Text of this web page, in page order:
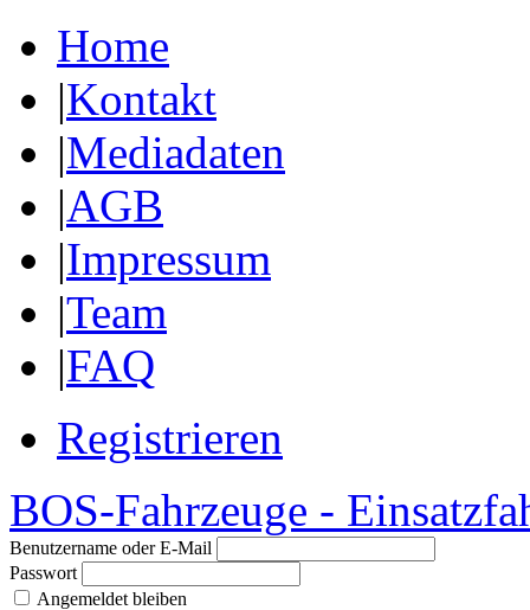
Home
|Kontakt
|Mediadaten
|AGB
|Impressum
|Team
|FAQ
Registrieren
BOS-Fahrzeuge -
Benutzername oder E-Mail
Passwort
Angemeldet bleiben